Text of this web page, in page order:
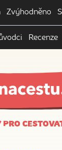
Zvýhodněno
Recenze
PRO